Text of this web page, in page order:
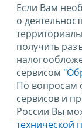
Если Вам
о
получить
сервисом
По вопросам
сервисов и
России Вы
технической